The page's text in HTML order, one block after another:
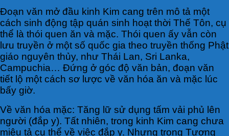
Đoạn văn mở đầu kinh Kim cang trên mô tả một
cách sinh động tập quán sinh hoạt thời Thế Tôn, cụ
thể là thói quen ăn và mặc. Thói quen ấy vẫn còn
lưu truyền ở một số quốc gia theo truyền thống Phật
giáo nguyên thủy, như Thái Lan, Sri Lanka,
Campuchia… Đứng ở góc độ văn bản, đoạn văn
tiết lộ một cách sơ lược về văn hóa ăn và mặc lúc
bấy giờ.
Về văn hóa mặc: Tăng lữ sử dụng tấm vải phủ lên
người (đắp y). Tất nhiên, trong kinh Kim cang chưa
miêu tả cụ thể về việc đắp y. Nhưng trong Tương